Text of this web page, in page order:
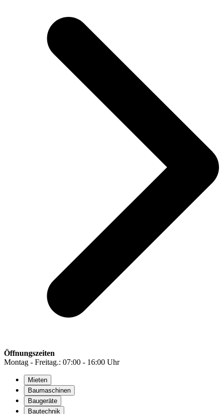
Öffnungszeiten
Montag - Freitag.: 07:00 - 16:00 Uhr
Mieten
Baumaschinen
Baugeräte
Bautechnik